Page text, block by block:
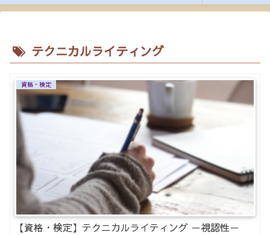
テクニカルライティング
資格・検定
【資格・検定】テクニカルライティング －視認性－